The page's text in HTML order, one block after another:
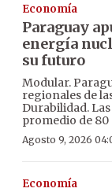
Economía
Paraguay
energía
su futuro
Modular.
regionales de
Durabilidad.
promedio de 80
Agosto 9, 2026
Economía